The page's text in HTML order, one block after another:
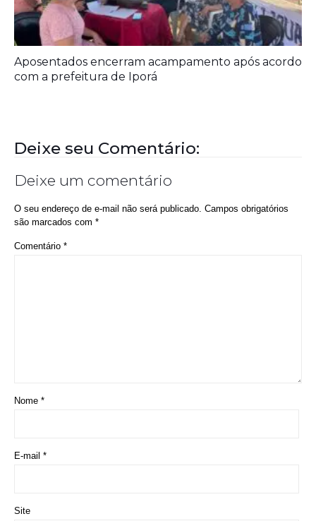
Aposentados encerram acampamento após acordo
com a prefeitura de Iporá
Deixe seu Comentário:
Deixe um comentário
O seu endereço de e-mail não será publicado. Campos obrigatórios
são marcados com *
Comentário *
Nome *
E-mail *
Site